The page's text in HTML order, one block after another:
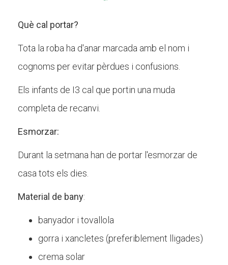
Què cal portar?
Tota la roba ha d'anar marcada amb el nom i
cognoms per evitar pèrdues i confusions.
Els infants de I3 cal que portin una muda
completa de recanvi.
Esmorzar:
Durant la setmana han de portar l'esmorzar de
casa tots els dies.
Material de bany:
banyador i tovallola
gorra i xancletes (preferiblement lligades)
crema solar